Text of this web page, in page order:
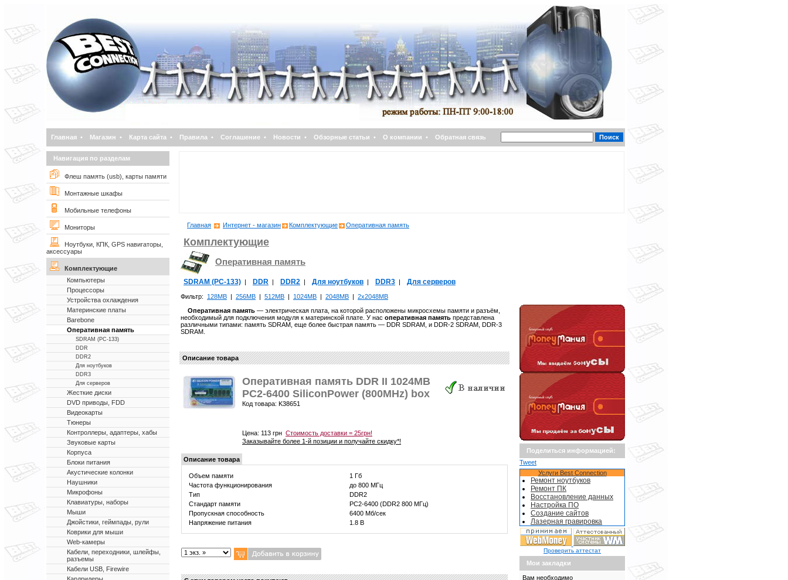
Главная • Магазин • Карта сайта • Правила • Соглашение • Новости • Обзорные статьи • О компании • Обратная связь
Навигация по разделам
Флеш память (usb), карты памяти
Монтажные шкафы
Мобильные телефоны
Мониторы
Ноутбуки, КПК, GPS навигаторы,
аксессуары
Комплектующие
Компьютеры
Процессоры
Устройства охлаждения
Материнские платы
Barebone
Оперативная память
SDRAM (PC-133)
DDR
DDR2
Для ноутбуков
DDR3
Для серверов
Жесткие диски
DVD приводы, FDD
Видеокарты
Тюнеры
Контроллеры, адаптеры, хабы
Звуковые карты
Корпуса
Блоки питания
Акустические колонки
Наушники
Микрофоны
Клавиатуры, наборы
Мыши
Джойстики, геймпады, рули
Коврики для мыши
Web-камеры
Кабели, переходники, шлейфы,
разъемы
Кабели USB, Firewire
Главная Интернет - магазин Комплектующие Оперативная память
Комплектующие
Оперативная память
SDRAM (PC-133) | DDR | DDR2 | Для ноутбуков | DDR3 | Для серверов
Фильтр: 128MB | 256MB | 512MB | 1024MB | 2048MB | 2x2048MB
Оперативная память — электрическая плата, на которой расположены микросхемы памяти и разъём,
необходимый для подключения модуля к материнской плате. У нас оперативная память представлена
различными типами: память SDRAM, еще более быстрая память — DDR SDRAM, и DDR-2 SDRAM, DDR-3
SDRAM.
Описание товара
Оперативная память DDR II 1024MB
PC2-6400 SiliconPower (800MHz) box
Код товара: K38651
Цена: 113 грн Стоимость доставки = 25грн!
Заказывайте более 1-й позиции и получайте скидку*!
Описание товара
Объем памяти
1 Гб
Частота функционирования
до 800 МГц
Тип
DDR2
Стандарт памяти
PC2-6400 (DDR2 800 МГц)
Пропускная способность
6400 Мб/сек
Напряжение питания
1.8 В
Поделиться информацией:
Tweet
Услуги Best Connection
Ремонт ноутбуков
Ремонт ПК
Восстановление данных
Настройка ПО
Создание сайтов
Лазерная гравировка
Проверить аттестат
Мои закладки
Вам необходимо